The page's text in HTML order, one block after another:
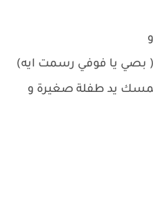
بصي يا فوفي رسمت ايه)
يد طفلة صغيرة و